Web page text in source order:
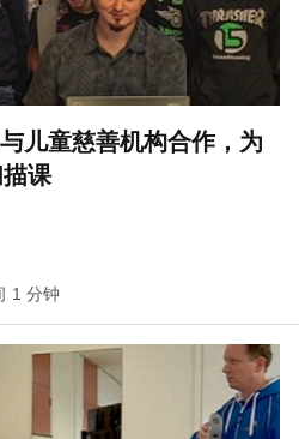
儿童慈善机构合作，为
课
1 分钟